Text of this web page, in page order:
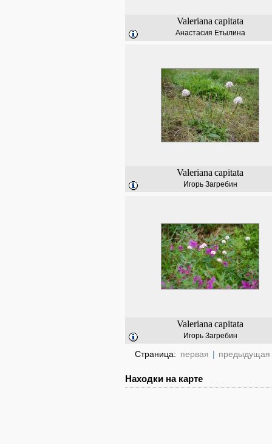
Valeriana capitata
Анастасия Етылина
Valeriana capitata
Игорь Загребин
Valeriana capitata
Игорь Загребин
Страница: первая | предыдущая
Находки на карте